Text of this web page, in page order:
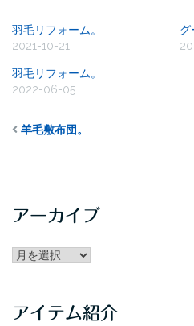
羽毛リフォーム。
2021-10-21
グ
羽毛リフォーム。
2022-06-05
羊毛敷布団。
アーカイブ
アー
ブ
アイテム紹介